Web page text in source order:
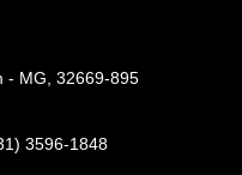
- MG, 32669-895
3596-1848